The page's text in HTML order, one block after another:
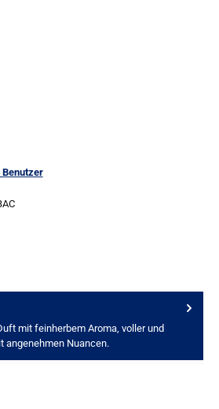
mit feinherbem Aroma, voller und
angenehmen Nuancen.